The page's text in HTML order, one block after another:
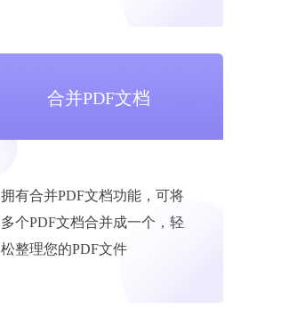
合并PDF文档
拥有合并PDF文档功能，可将
多个PDF文档合并成一个，轻
松整理您的PDF文件